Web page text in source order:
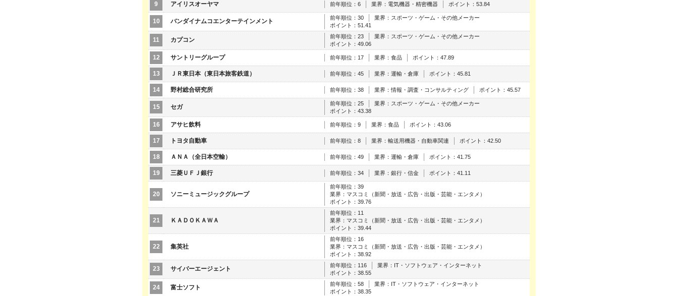
9 アイリスオーヤマ 前年順位：6 業界：電気機器・精密機器 ポイント：53.84
10 バンダイナムコエンターテインメント 前年順位：30
業界：スポーツ・ゲーム・その他メーカー
ポイント：51.41
11 カプコン 前年順位：23
業界：スポーツ・ゲーム・その他メーカー
ポイント：49.06
12 サントリーグループ 前年順位：17 業界：食品 ポイント：47.89
13 ＪＲ東日本（東日本旅客鉄道） 前年順位：45 業界：運輸・倉庫 ポイント：45.81
14 野村総合研究所 前年順位：38 業界：情報・調査・コンサルティング ポイント：45.57
15 セガ 前年順位：25
業界：スポーツ・ゲーム・その他メーカー
ポイント：43.38
16 アサヒ飲料 前年順位：9 業界：食品 ポイント：43.06
17 トヨタ自動車 前年順位：8 業界：輸送用機器・自動車関連 ポイント：42.50
18 ＡＮＡ（全日本空輸） 前年順位：49 業界：運輸・倉庫 ポイント：41.75
19 三菱ＵＦＪ銀行 前年順位：34 業界：銀行・信金 ポイント：41.11
20 ソニーミュージックグループ
前年順位：39
業界：マスコミ（新聞・放送・広告・出版・芸能・エンタメ）
ポイント：39.76
21 ＫＡＤＯＫＡＷＡ
前年順位：11
業界：マスコミ（新聞・放送・広告・出版・芸能・エンタメ）
ポイント：39.44
22 集英社
前年順位：16
業界：マスコミ（新聞・放送・広告・出版・芸能・エンタメ）
ポイント：38.92
23 サイバーエージェント 前年順位：116
業界：IT・ソフトウェア・インターネット
ポイント：38.55
24 富士ソフト 前年順位：58
業界：IT・ソフトウェア・インターネット
ポイント：38.35